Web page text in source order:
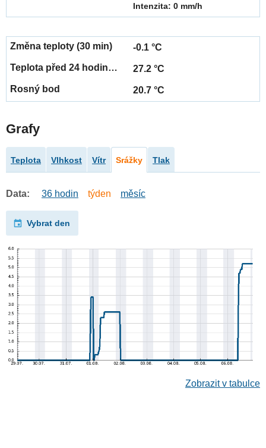
Intenzita: 0 mm/h
-0.1 °C
27.2 °C
20.7 °C
Grafy
Teplota Vlhkost Vítr Srážky Tlak
Data: 36 hodin týden měsíc
Vybrat den
Zobrazit v tabulce